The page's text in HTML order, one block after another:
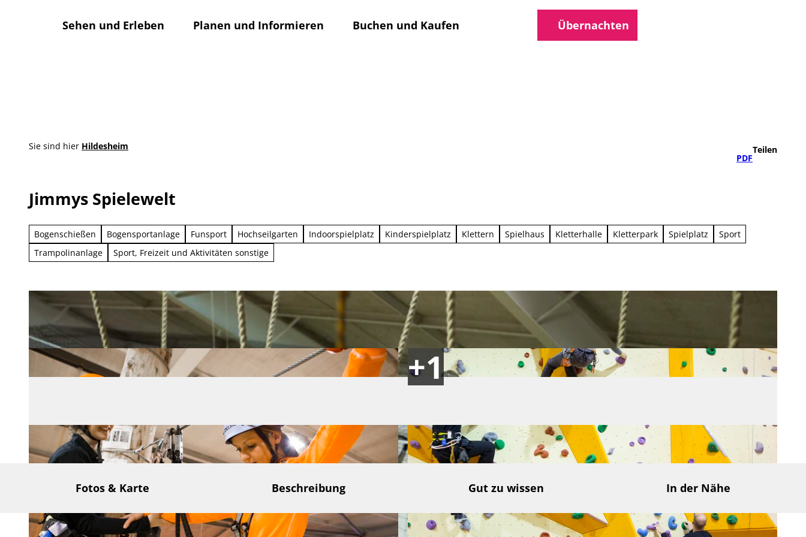
Sehen und Erleben Planen und Informieren Buchen und Kaufen Übernachten
Sie sind hier Hildesheim
PDF
Teilen
Jimmys Spielewelt
Bogenschießen Bogensportanlage Funsport Hochseilgarten Indoorspielplatz Kinderspielplatz Klettern Spielhaus Kletterhalle Kletterpark Spielplatz
Sport
Trampolinanlage
Sport, Freizeit und Aktivitäten sonstige
Fotos & Karte Beschreibung Gut zu wissen In der Nähe